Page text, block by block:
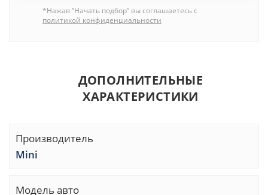
*Нажав “Начать подбор” вы соглашаетесь с
политикой конфиденциальности
ДОПОЛНИТЕЛЬНЫЕ
ХАРАКТЕРИСТИКИ
Производитель
Mini
Модель авто